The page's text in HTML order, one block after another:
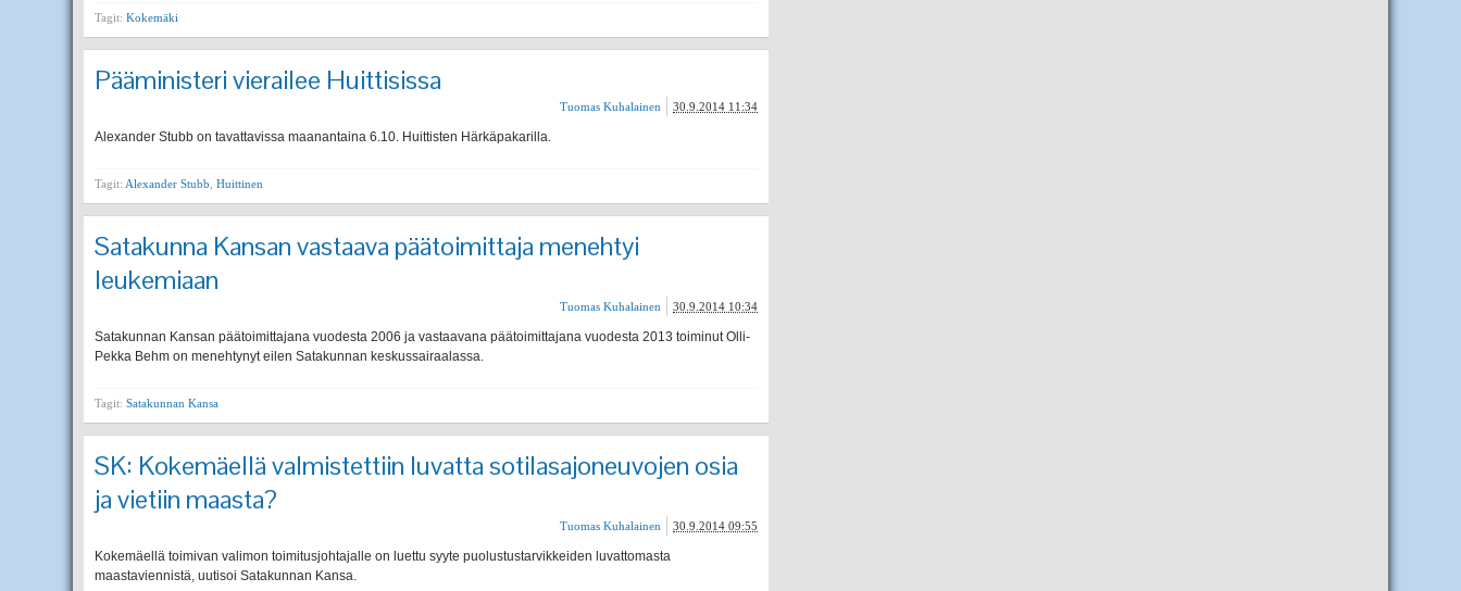
Tagit: Kokemäki
Pääministeri vierailee Huittisissa
30.9.2014 11:34
Tuomas Kuhalainen
Alexander Stubb on tavattavissa maanantaina 6.10. Huittisten Härkäpakarilla.
Tagit: Alexander Stubb Huittinen
Satakunna Kansan vastaava päätoimittaja menehtyi
leukemiaan
30.9.2014 10:34
Tuomas Kuhalainen
Satakunnan Kansan päätoimittajana vuodesta 2006 ja vastaavana päätoimittajana vuodesta 2013 toiminut Olli-
Pekka Behm on menehtynyt eilen Satakunnan keskussairaalassa.
Tagit: Satakunnan Kansa
SK: Kokemäellä valmistettiin luvatta sotilasajoneuvojen osia
ja vietiin maasta?
30.9.2014 09:55
Tuomas Kuhalainen
Kokemäellä toimivan valimon toimitusjohtajalle on luettu syyte puolustustarvikkeiden luvattomasta
maastaviennistä, uutisoi Satakunnan Kansa.